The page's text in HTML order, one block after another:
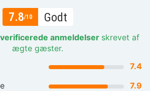
7.8/10 Godt
anmeldelser skrevet af
ægte gæster.
7.4
7.9